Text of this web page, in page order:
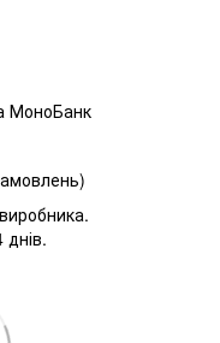
МоноБанк